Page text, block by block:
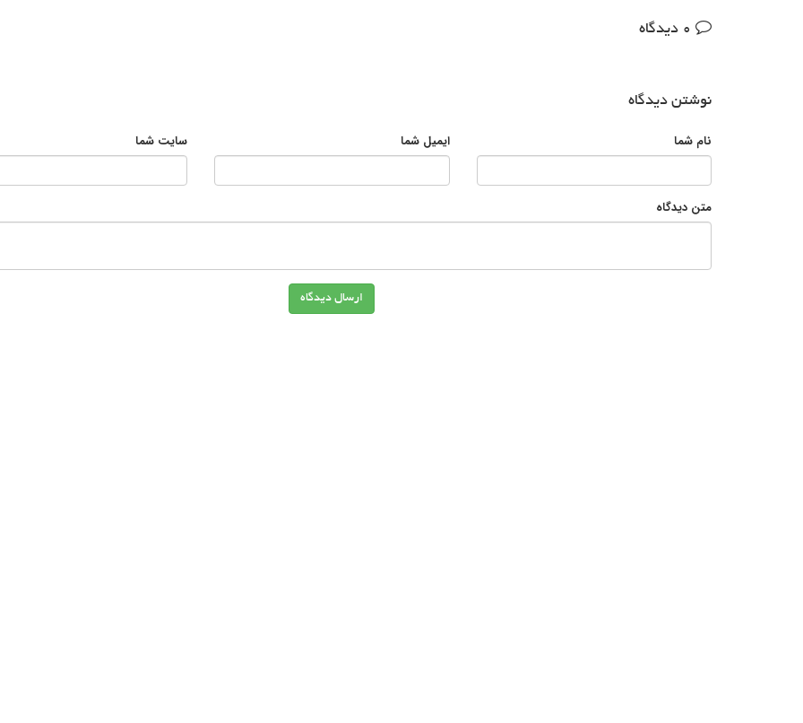
نوشتن دیدگاه
نام شما ایمیل شما سایت شما
متن دیدگاه
ارسال دیدگاه